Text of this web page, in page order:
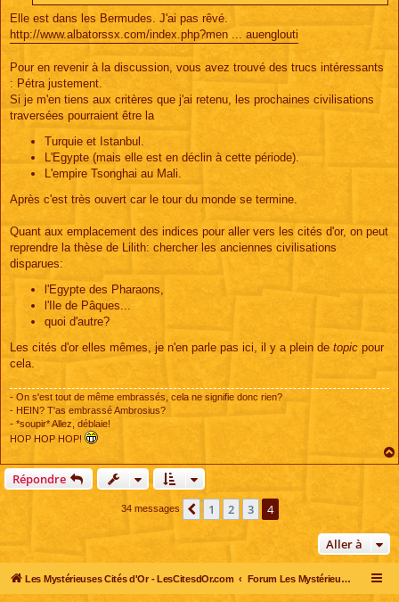
Elle est dans les Bermudes. J'ai pas rêvé.
http://www.albatorssx.com/index.php?men ... auenglouti
Pour en revenir à la discussion, vous avez trouvé des trucs intéressants
: Pétra justement.
Si je m'en tiens aux critères que j'ai retenu, les prochaines civilisations
traversées pourraient être la
Turquie et Istanbul.
L'Egypte (mais elle est en déclin à cette période).
L'empire Tsonghai au Mali.
Après c'est très ouvert car le tour du monde se termine.
Quant aux emplacement des indices pour aller vers les cités d'or, on peut
reprendre la thèse de Lilith: chercher les anciennes civilisations
disparues:
l'Egypte des Pharaons,
l'Ile de Pâques...
quoi d'autre?
Les cités d'or elles mêmes, je n'en parle pas ici, il y a plein de topic pour
cela.
- On s'est tout de même embrassés, cela ne signifie donc rien?
- HEIN? T'as embrassé Ambrosius?
- *soupir* Allez, déblaie!
HOP HOP HOP!
Répondre
34 messages Précédente
1 2 3 4
Aller à
Les Mystérieuses Cités d'Or - LesCitesdOr.com Forum Les Mystérieuses Cités d'Or